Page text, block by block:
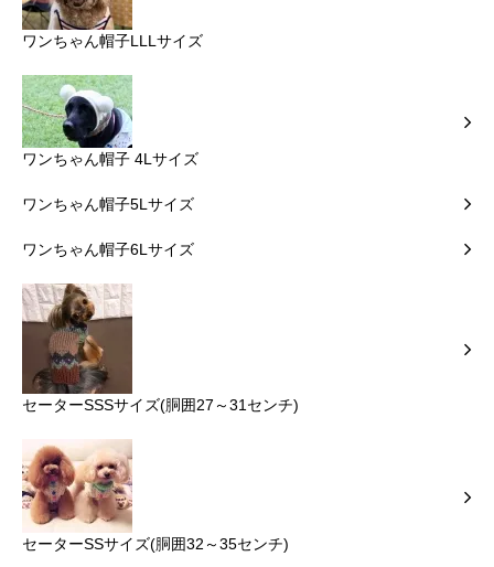
ワンちゃん帽子LLLサイズ
ワンちゃん帽子 4Lサイズ
ワンちゃん帽子5Lサイズ
ワンちゃん帽子6Lサイズ
セーターSSSサイズ(胴囲27～31センチ)
セーターSSサイズ(胴囲32～35センチ)